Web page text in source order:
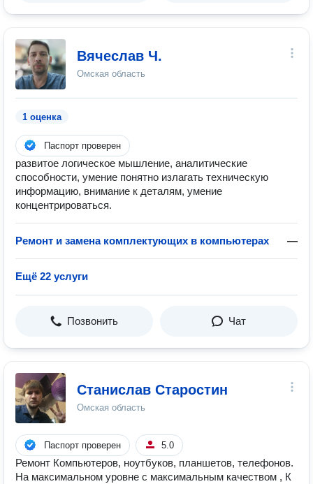
Вячеслав Ч.
Омская область
1 оценка
Паспорт проверен
развитое логическое мышление, аналитические
способности, умение понятно излагать техническую
информацию, внимание к деталям, умение
концентрироваться.
Ремонт и замена комплектующих в компьютерах —
Ещё 22 услуги
Позвонить Чат
Станислав Старостин
Омская область
Паспорт проверен 5.0
Ремонт Компьютеров, ноутбуков, планшетов, телефонов.
На максимальном уровне с максимальным качеством , К